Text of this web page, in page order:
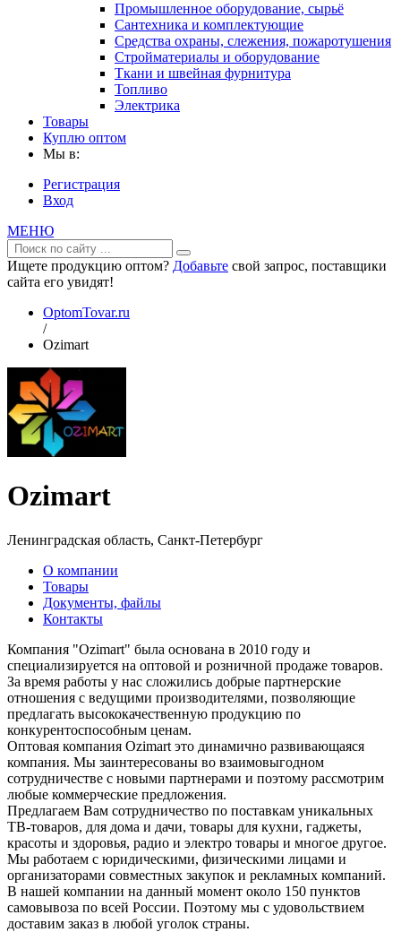
Промышленное оборудование, сырьё
Сантехника и комплектующие
Средства охраны, слежения, пожаротушения
Стройматериалы и оборудование
Ткани и швейная фурнитура
Топливо
Электрика
Товары
Куплю оптом
Мы в:
Регистрация
Вход
МЕНЮ
Ищете продукцию оптом? Добавьте свой запрос, поставщики
сайта его увидят!
OptomTovar.ru
/
Ozimart
Ozimart
Ленинградская область, Санкт-Петербург
О компании
Товары
Документы, файлы
Контакты
Компания "Ozimart" была основана в 2010 году и
специализируется на оптовой и розничной продаже товаров.
За время работы у нас сложились добрые партнерские
отношения с ведущими производителями, позволяющие
предлагать высококачественную продукцию по
конкурентоспособным ценам.
Оптовая компания Ozimart это динамично развивающаяся
компания. Мы заинтересованы во взаимовыгодном
сотрудничестве с новыми партнерами и поэтому рассмотрим
любые коммерческие предложения.
Предлагаем Вам сотрудничество по поставкам уникальных
ТВ-товаров, для дома и дачи, товары для кухни, гаджеты,
красоты и здоровья, радио и электро товары и многое другое.
Мы работаем с юридическими, физическими лицами и
организаторами совместных закупок и рекламных компаний.
В нашей компании на данный момент около 150 пунктов
самовывоза по всей России. Поэтому мы с удовольствием
доставим заказ в любой уголок страны.